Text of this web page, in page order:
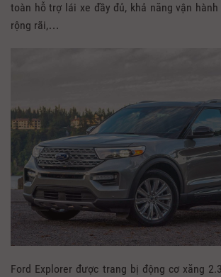
toàn hỗ trợ lái xe đầy đủ, khả năng vận
rộng rãi,…
Ford Explorer được trang bị động cơ xăng